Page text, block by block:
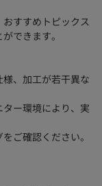
すすめトピックス
できます。
、加工が若干異な
ー環境により、実
ご確認ください。